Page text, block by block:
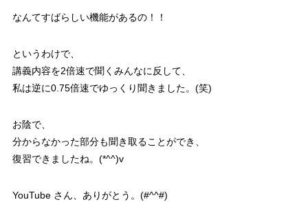
なんてすばらしい機能があるの！！
というわけで、
講義内容を2倍速で聞くみんなに反して、
私は逆に0.75倍速でゆっくり聞きました。(笑)
お陰で、
分からなかった部分も聞き取ることができ、
復習できましたね。(*^^)v
YouTube さん、ありがとう。(#^^#)